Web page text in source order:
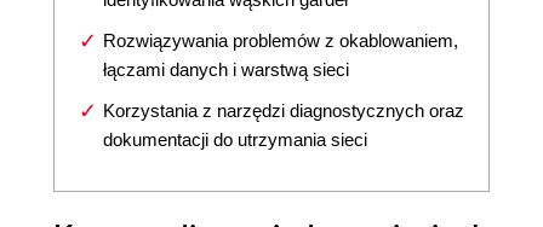
Rozwiązywania problemów z okablowaniem,
łączami danych i warstwą sieci
Korzystania z narzędzi diagnostycznych oraz
dokumentacji do utrzymania sieci